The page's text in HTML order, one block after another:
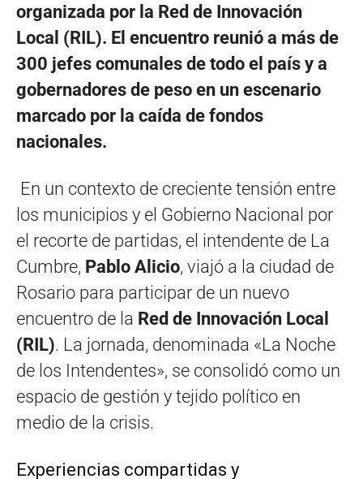
organizada por la Red de Innovación
Local (RIL). El encuentro reunió a más de
300 jefes comunales de todo el país y a
gobernadores de peso en un escenario
marcado por la caída de fondos
nacionales.
En un contexto de creciente tensión entre
los municipios y el Gobierno Nacional por
el recorte de partidas, el intendente de La
Cumbre, Pablo Alicio, viajó a la ciudad de
Rosario para participar de un nuevo
encuentro de la Red de Innovación Local
(RIL). La jornada, denominada «La Noche
de los Intendentes», se consolidó como un
espacio de gestión y tejido político en
medio de la crisis.
Experiencias compartidas y